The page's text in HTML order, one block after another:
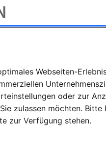
Spezialist
Europe GmbH
Digital
Webseiten-
oder zur
zulassen möchten.
zur Verfügung stehen.